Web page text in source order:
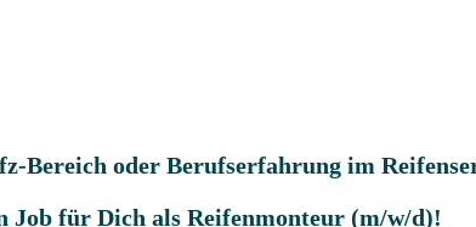
Bereich oder Berufserfahrung im
Job für Dich als Reifenmonteur (m/w/d)!